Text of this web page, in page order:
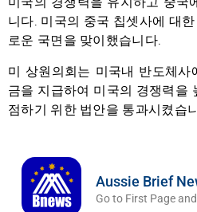
니다. 미국의 중국 칩셋사에 대
로운 국면을 맞이했습니다.
미 상원의회는 미국내 반도체
금을 지급하여 미국의 경쟁력을
점하기 위한 법안을 통과시켰습
Aussie Brief
Go to First Page